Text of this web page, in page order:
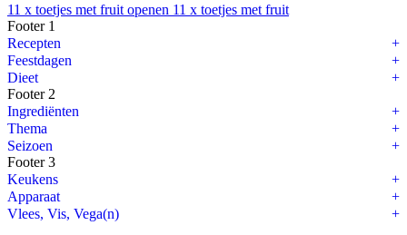
11 x toetjes met fruit openen 11 x toetjes met fruit
Taco recepten
Wij zijn dol op de
. Taco’s staan bij ons dan
Zacht of hard?
Je hebt zachte en harde taco’s. Beide varianten zijn lekker. De soft
Taco vulling
Welke taco vulling is jouw favoriet? Je kunt eindeloos variëren met
Taco's met kip en pickled ananas
Footer 1
Recepten
Feestdagen
Dieet
Footer 2
Ingrediënten
Thema
Seizoen
Footer 3
Keukens
Apparaat
Vlees, Vis, Vega(n)